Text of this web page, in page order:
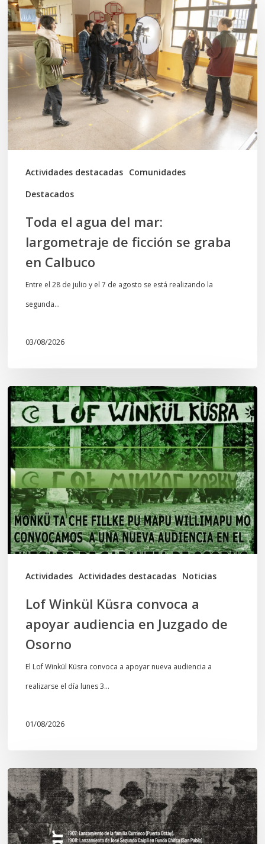
Actividades destacadas Comunidades
Destacados
el
agua
del
mar:
largometraje
de
ficción
se
graba
Toda el agua del mar:
largometraje de ficción se graba
en Calbuco
Entre el 28 de julio y el 7 de agosto se está realizando la
segunda…
03/08/2026
Actividades Actividades destacadas Noticias
Lof
Winkül
Küsra
convoca
a
apoyar
audiencia
en
Juzgado
Lof Winkül Küsra convoca a
apoyar audiencia en Juzgado de
Osorno
El Lof Winkül Küsra convoca a apoyar nueva audiencia a
realizarse el día lunes 3…
01/08/2026
Chawrakawin:
Palimpsesto
explora
a